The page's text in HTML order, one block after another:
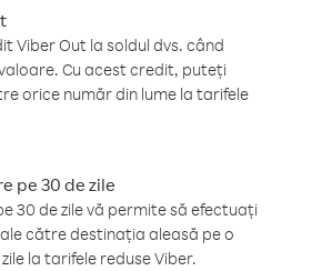
Viber Out la soldul dvs. când
Cu acest credit, puteți
orice număr din lume la tarifele
pe 30 de zile
30 de zile vă permite să efectuați
către destinația aleasă pe o
la tarifele reduse Viber.